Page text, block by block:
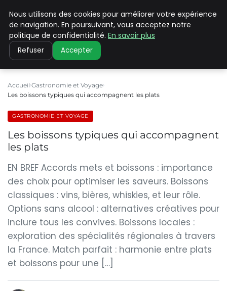
PILAT PATRIMOINES
Accueil Gastronomie et Voyage
Les boissons typiques qui accompagnent les plats
GASTRONOMIE ET VOYAGE
Les boissons typiques qui accompagnent
les plats
EN BREF Accords mets et boissons : importance
des choix pour optimiser les saveurs. Boissons
classiques : vins, bières, whiskies, et leur rôle.
Options sans alcool : alternatives créatives pour
inclure tous les convives. Boissons locales :
exploration des spécialités régionales à travers
la France. Match parfait : harmonie entre plats
et boissons pour une […]
Nous utilisons des cookies pour améliorer votre expérience
de navigation. En poursuivant, vous acceptez notre
politique de confidentialité. En savoir plus
Refuser Accepter